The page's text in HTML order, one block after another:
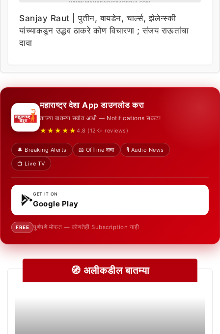
Sanjay Raut | पुतीन, बायडेन, चार्ल्स, झेलेन्स्की
यांच्याकडून उद्धव ठाकरे कोण विचारणा ; संजय राऊतांचा
दावा
महाराष्ट्र देशा App डाउनलोड करा
ताज्या बातम्या सर्वात आधी — Notifications सकट!
★★★★★ 4.8 (12K+ reviews)
🔔 Breaking Alerts 📖 Offline वाचा
🎙️ Audio News
📺 Live TV
GET IT ON
Google Play
FREE पूर्णपणे मोफत — कोणतेही Subscription नाही
🧭 अलीकडील बातम्या